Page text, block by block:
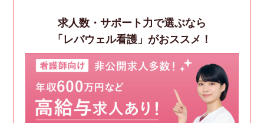
求人数・サポート力で選ぶなら
「レバウェル看護」がおススメ！